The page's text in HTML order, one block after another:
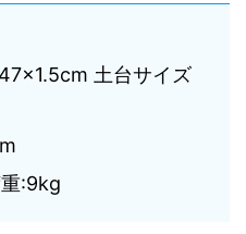
土台サイズ
:9kg